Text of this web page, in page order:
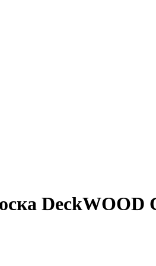
DeckWOOD